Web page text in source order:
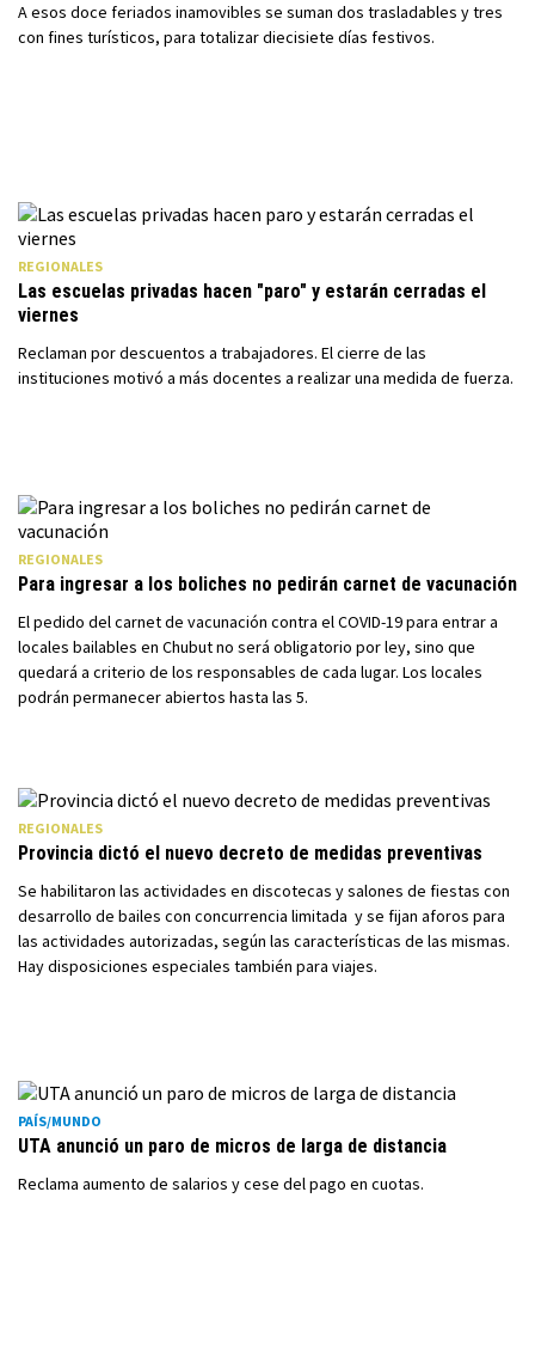
A esos doce feriados inamovibles se suman dos trasladables y tres
con fines turísticos, para totalizar diecisiete días festivos.
REGIONALES
Las escuelas privadas hacen "paro" y estarán cerradas el
viernes
Reclaman por descuentos a trabajadores. El cierre de las
instituciones motivó a más docentes a realizar una medida de fuerza.
REGIONALES
Para ingresar a los boliches no pedirán carnet de vacunación
El pedido del carnet de vacunación contra el COVID-19 para entrar a
locales bailables en Chubut no será obligatorio por ley, sino que
quedará a criterio de los responsables de cada lugar. Los locales
podrán permanecer abiertos hasta las 5.
REGIONALES
Provincia dictó el nuevo decreto de medidas preventivas
Se habilitaron las actividades en discotecas y salones de fiestas con
desarrollo de bailes con concurrencia limitada y se fijan aforos para
las actividades autorizadas, según las características de las mismas.
Hay disposiciones especiales también para viajes.
PAÍS/MUNDO
UTA anunció un paro de micros de larga de distancia
Reclama aumento de salarios y cese del pago en cuotas.